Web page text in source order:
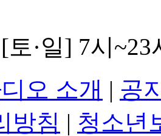
토·일] 7시
오 소개 | 공
방침 | 청소년